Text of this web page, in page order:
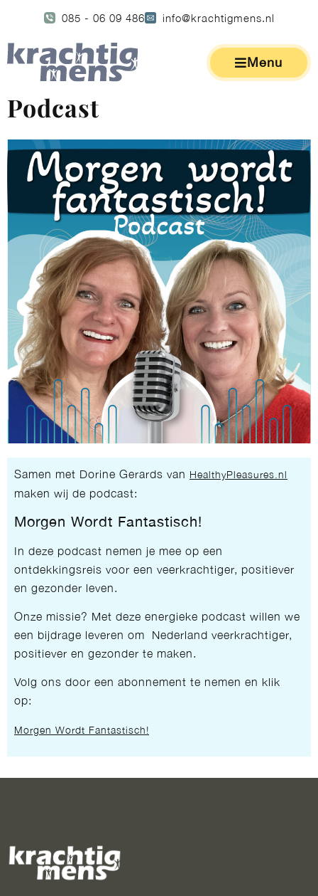
085 - 06 09 486 info@krachtigmens.nl
Menu
Podcast
Samen met Dorine Gerards van HealthyPleasures.nl
maken wij de podcast:
Morgen Wordt Fantastisch!
In deze podcast nemen je mee op een
ontdekkingsreis voor een veerkrachtiger, positiever
en gezonder leven.
Onze missie? Met deze energieke podcast willen we
een bijdrage leveren om Nederland veerkrachtiger,
positiever en gezonder te maken.
Volg ons door een abonnement te nemen en klik
op:
Morgen Wordt Fantastisch!